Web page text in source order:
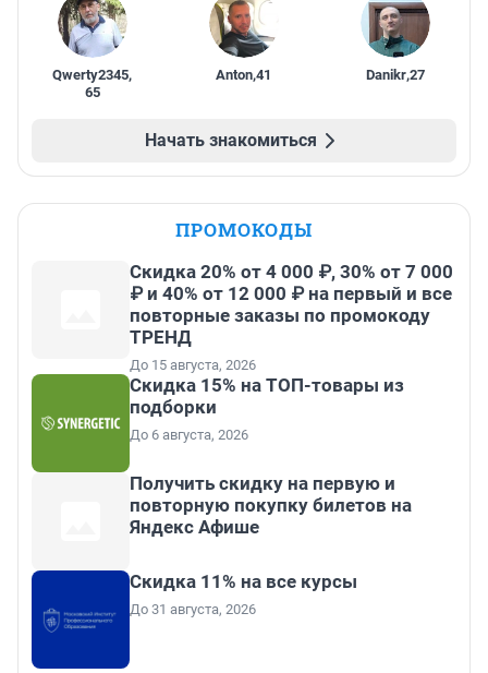
Qwerty2345,
65
Anton,41 Danikr,27
Начать знакомиться
ПРОМОКОДЫ
Скидка 20% от 4 000 ₽, 30% от 7 000
₽ и 40% от 12 000 ₽ на первый и все
повторные заказы по промокоду
ТРЕНД
До 15 августа, 2026
Скидка 15% на ТОП-товары из
подборки
До 6 августа, 2026
Получить скидку на первую и
повторную покупку билетов на
Яндекс Афише
Скидка 11% на все курсы
До 31 августа, 2026